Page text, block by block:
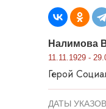
Налимова
11.11.1929 -
Герой
ДАТЫ УКАЗОВ